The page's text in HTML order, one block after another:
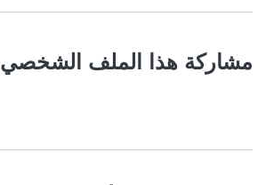
مشاركة هذا الملف الشخصي